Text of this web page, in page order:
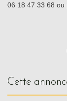
06 18 47 33 68 ou
cette